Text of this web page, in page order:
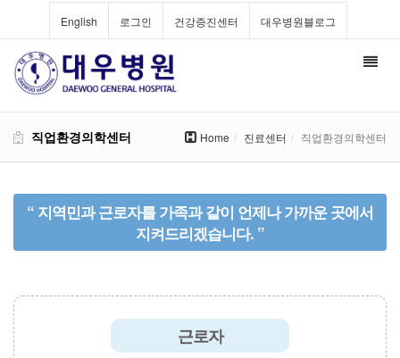
English 로그인 건강증진센터 대우병원블로그
직업환경의학센터 Home 진료센터 직업환경의학센터
“ 지역민과 근로자를 가족과 같이 언제나 가까운 곳에서
지켜드리겠습니다. ”
근로자